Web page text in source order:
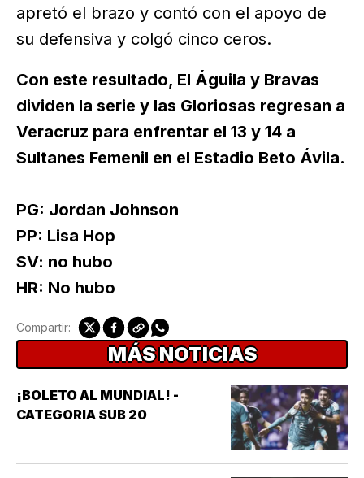
apretó el brazo y contó con el apoyo de
su defensiva y colgó cinco ceros.
Con este resultado, El Águila y Bravas
dividen la serie y las Gloriosas regresan a
Veracruz para enfrentar el 13 y 14 a
Sultanes Femenil en el Estadio Beto Ávila.
PG: Jordan Johnson
PP: Lisa Hop
SV: no hubo
HR: No hubo
Compartir:
MÁS NOTICIAS
¡BOLETO AL MUNDIAL! -
CATEGORIA SUB 20